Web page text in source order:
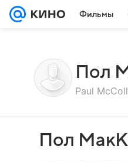
Фильмы
Пол
Paul
Пол